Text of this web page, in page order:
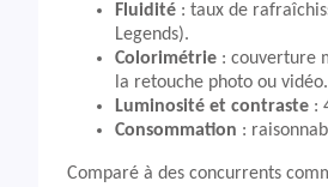
Fluidité : taux de
Legends).
Colorimétrie : couverture
la retouche photo ou vidéo.
Luminosité et contraste :
Consommation :
Comparé à des concurrents